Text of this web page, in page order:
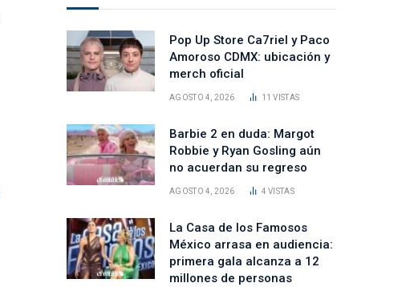
Pop Up Store Ca7riel y Paco
Amoroso CDMX: ubicación y
merch oficial
AGOSTO 4, 2026 11VISTAS
Barbie 2 en duda: Margot
Robbie y Ryan Gosling aún
no acuerdan su regreso
AGOSTO 4, 2026 4VISTAS
La Casa de los Famosos
México arrasa en audiencia:
primera gala alcanza a 12
millones de personas